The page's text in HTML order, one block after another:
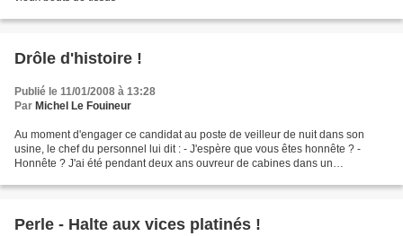
Drôle d'histoire !
Publié le 11/01/2008 à 13:28
Par Michel Le Fouineur
Au moment d'engager ce candidat au poste de veilleur de nuit dans son
usine, le chef du personnel lui dit : - J'espère que vous êtes honnête ? -
Honnête ? J'ai été pendant deux ans ouvreur de cabines dans un
Perle - Halte aux vices platinés !